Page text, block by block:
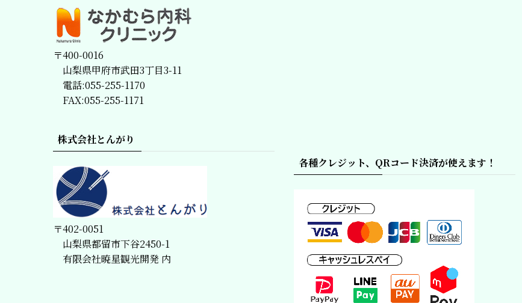
〒400-0016
山梨県甲府市武田3丁目3-11
電話:055-255-1170
FAX:055-255-1171
株式会社とんがり
〒402-0051
山梨県都留市下谷2450-1
有限会社暁星観光開発 内
各種クレジット、QRコード決済が使えます！